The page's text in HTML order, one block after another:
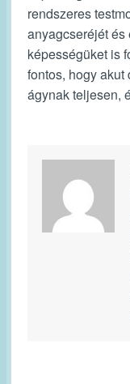
rendszeres
anyagcseréjét
képességüket is
fontos, hogy
ágynak teljesen,